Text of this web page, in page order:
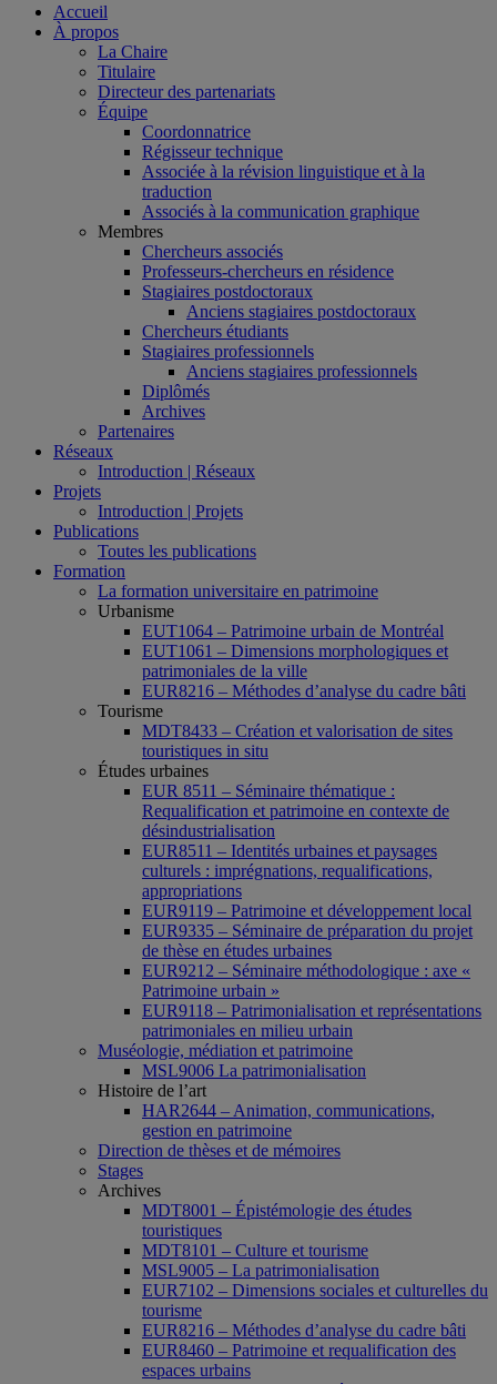
Accueil
À propos
La Chaire
Titulaire
Directeur des partenariats
Équipe
Coordonnatrice
Régisseur technique
Associée à la révision linguistique et à la
traduction
Associés à la communication graphique
Membres
Chercheurs associés
Professeurs-chercheurs en résidence
Stagiaires postdoctoraux
Anciens stagiaires postdoctoraux
Chercheurs étudiants
Stagiaires professionnels
Anciens stagiaires professionnels
Diplômés
Archives
Partenaires
Réseaux
Introduction | Réseaux
Projets
Introduction | Projets
Publications
Toutes les publications
Formation
La formation universitaire en patrimoine
Urbanisme
EUT1064 – Patrimoine urbain de Montréal
EUT1061 – Dimensions morphologiques et
patrimoniales de la ville
EUR8216 – Méthodes d’analyse du cadre bâti
Tourisme
MDT8433 – Création et valorisation de sites
touristiques in situ
Études urbaines
EUR 8511 – Séminaire thématique :
Requalification et patrimoine en contexte de
désindustrialisation
EUR8511 – Identités urbaines et paysages
culturels : imprégnations, requalifications,
appropriations
EUR9119 – Patrimoine et développement local
EUR9335 – Séminaire de préparation du projet
de thèse en études urbaines
EUR9212 – Séminaire méthodologique : axe «
Patrimoine urbain »
EUR9118 – Patrimonialisation et représentations
patrimoniales en milieu urbain
Muséologie, médiation et patrimoine
MSL9006 La patrimonialisation
Histoire de l’art
HAR2644 – Animation, communications,
gestion en patrimoine
Direction de thèses et de mémoires
Stages
Archives
MDT8001 – Épistémologie des études
touristiques
MDT8101 – Culture et tourisme
MSL9005 – La patrimonialisation
EUR7102 – Dimensions sociales et culturelles du
tourisme
EUR8216 – Méthodes d’analyse du cadre bâti
EUR8460 – Patrimoine et requalification des
espaces urbains